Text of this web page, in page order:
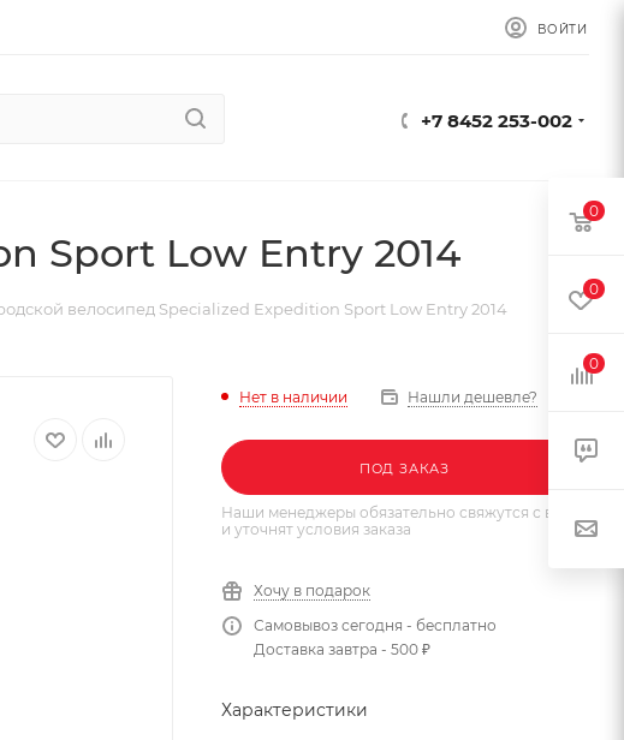
ВОЙТИ
+7 8452 253-002
Sport Low Entry 2014
велосипед Specialized Expedition Sport Low Entry 2014
Нет в наличии Нашли дешевле?
ПОД ЗАКАЗ
Наши менеджеры обязательно свяжутся с вами
и уточнят условия заказа
Хочу в подарок
Самовывоз сегодня - бесплатно
Доставка завтра - 500 ₽
Характеристики
0
0
0